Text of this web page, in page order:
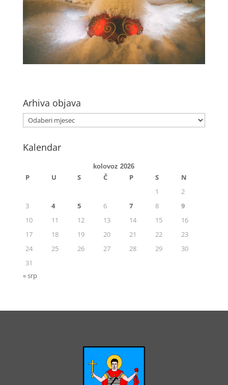
Arhiva objava
Kalendar
kolovoz 2026
P U S Č P S
N
1
2
3
4 5 6 7 8
9
10
11 12 13 14 15
16
17
18 19 20 21 22
23
24
25 26 27 28 29
30
31
« srp